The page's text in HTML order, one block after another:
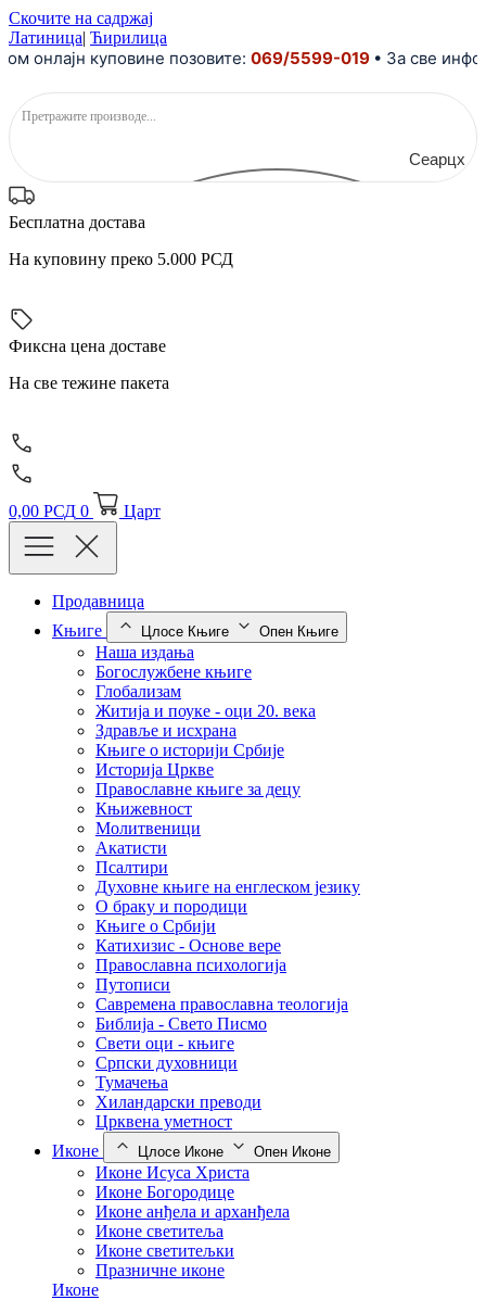
Скочите на садржај
Латиница| Ћирилица
онлајн куповине позовите:069/5599-019• За све
Сеарцх
Бесплатна достава
На куповину преко 5.000 РСД
Фиксна цена доставе
На све тежине пакета
0,00 РСД 0 Царт
Продавница
Књиге
Цлосе Књиге Опен Књиге
Наша издања
Богослужбене књиге
Глобализам
Житија и поуке - оци 20. века
Здравље и исхрана
Књиге о историји Србије
Историја Цркве
Православне књиге за децу
Књижевност
Молитвеници
Акатисти
Псалтири
Духовне књиге на енглеском језику
О браку и породици
Књиге о Србији
Катихизис - Основе вере
Православна психологија
Путописи
Савремена православна теологија
Библија - Свето Писмо
Свети оци - књиге
Српски духовници
Тумачења
Хиландарски преводи
Црквена уметност
Иконе
Цлосе Иконе Опен Иконе
Иконе Исуса Христа
Иконе Богородице
Иконе анђела и арханђела
Иконе светитеља
Иконе светитељки
Празничне иконе
Иконе